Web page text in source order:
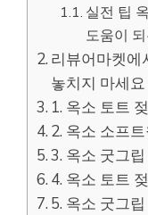
실전 팁
도움이
리뷰어마켓에
놓치지 마세
1. 옥소 토트
2. 옥소 소프
3. 옥소 굿그
4. 옥소 토트
5. 옥소 굿그